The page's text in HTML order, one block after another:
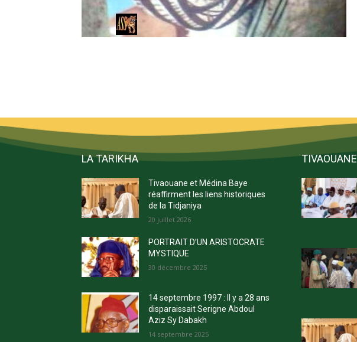
LA TARIKHA
Tivaouane et Médina Baye
réaffirment les liens historiques
de la Tidjaniya
20 juillet 2026
PORTRAIT D’UN ARISTOCRATE
MYSTIQUE
30 décembre 2025
14 septembre 1997 : Il y a 28 ans
disparaissait Serigne Abdoul
Aziz Sy Dabakh
14 septembre 2025
TIVAOUANE